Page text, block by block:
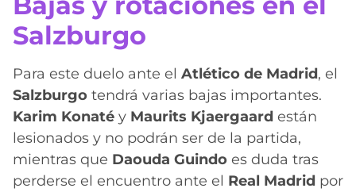
Salzburgo
Para este duelo ante el Atlético de Madrid, el
Salzburgo tendrá varias bajas importantes.
Karim Konaté y Maurits Kjaergaard están
lesionados y no podrán ser de la partida,
mientras que Daouda Guindo es duda tras
perderse el encuentro ante el Real Madrid por